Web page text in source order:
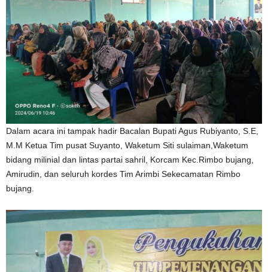
Dalam acara ini tampak hadir Bacalan Bupati Agus Rubiyanto, S.E,
M.M Ketua Tim pusat Suyanto, Waketum Siti sulaiman,Waketum
bidang milinial dan lintas partai sahril, Korcam Kec.Rimbo bujang,
Amirudin, dan seluruh kordes Tim Arimbi Sekecamatan Rimbo
bujang.